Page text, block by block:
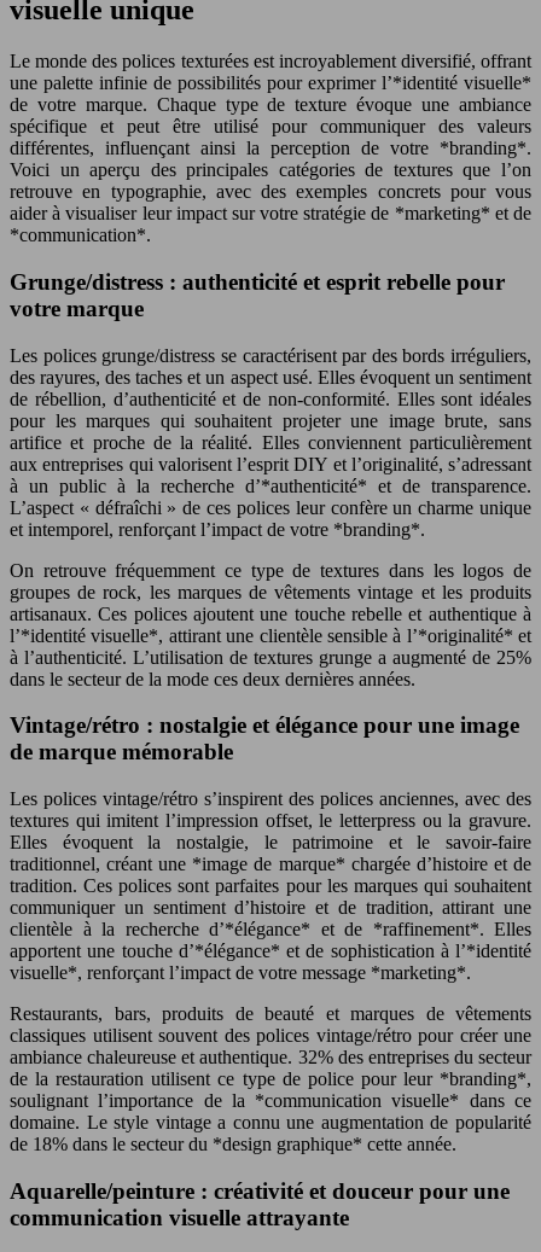
visuelle unique
Le monde des polices texturées est incroyablement diversifié, offrant
une palette infinie de possibilités pour exprimer l’*identité visuelle*
de votre marque. Chaque type de texture évoque une ambiance
spécifique et peut être utilisé pour communiquer des valeurs
différentes, influençant ainsi la perception de votre *branding*.
Voici un aperçu des principales catégories de textures que l’on
retrouve en typographie, avec des exemples concrets pour vous
aider à visualiser leur impact sur votre stratégie de *marketing* et de
*communication*.
Grunge/distress : authenticité et esprit rebelle pour
votre marque
Les polices grunge/distress se caractérisent par des bords irréguliers,
des rayures, des taches et un aspect usé. Elles évoquent un sentiment
de rébellion, d’authenticité et de non-conformité. Elles sont idéales
pour les marques qui souhaitent projeter une image brute, sans
artifice et proche de la réalité. Elles conviennent particulièrement
aux entreprises qui valorisent l’esprit DIY et l’originalité, s’adressant
à un public à la recherche d’*authenticité* et de transparence.
L’aspect « défraîchi » de ces polices leur confère un charme unique
et intemporel, renforçant l’impact de votre *branding*.
On retrouve fréquemment ce type de textures dans les logos de
groupes de rock, les marques de vêtements vintage et les produits
artisanaux. Ces polices ajoutent une touche rebelle et authentique à
l’*identité visuelle*, attirant une clientèle sensible à l’*originalité* et
à l’authenticité. L’utilisation de textures grunge a augmenté de 25%
dans le secteur de la mode ces deux dernières années.
Vintage/rétro : nostalgie et élégance pour une image
de marque mémorable
Les polices vintage/rétro s’inspirent des polices anciennes, avec des
textures qui imitent l’impression offset, le letterpress ou la gravure.
Elles évoquent la nostalgie, le patrimoine et le savoir-faire
traditionnel, créant une *image de marque* chargée d’histoire et de
tradition. Ces polices sont parfaites pour les marques qui souhaitent
communiquer un sentiment d’histoire et de tradition, attirant une
clientèle à la recherche d’*élégance* et de *raffinement*. Elles
apportent une touche d’*élégance* et de sophistication à l’*identité
visuelle*, renforçant l’impact de votre message *marketing*.
Restaurants, bars, produits de beauté et marques de vêtements
classiques utilisent souvent des polices vintage/rétro pour créer une
ambiance chaleureuse et authentique. 32% des entreprises du secteur
de la restauration utilisent ce type de police pour leur *branding*,
soulignant l’importance de la *communication visuelle* dans ce
domaine. Le style vintage a connu une augmentation de popularité
de 18% dans le secteur du *design graphique* cette année.
Aquarelle/peinture : créativité et douceur pour une
communication visuelle attrayante